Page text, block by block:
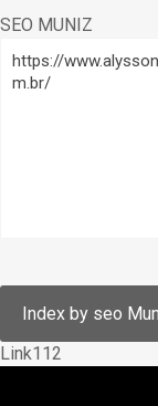
SEO MUNIZ
Link112